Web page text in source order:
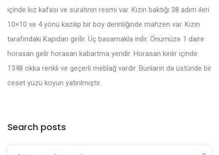
içinde kız kafası ve suratının resmi var. Kızın baktığı 38 adım ileri
10×10 ve 4 yönü kazılıp bir boy derinliğinde mahzen var. Kızın
tarafındaki Kapıdan girilir. Üç basamakla inilir. Önümüze 1 daire
horasan gelir horasan kabartma yeridir. Horasan kırılır içinde
1348 okka renkli ve geçerli meblağ vardır. Bunların da üstünde bir
ceset yüzü koyun yatırılmıştır.
Search posts